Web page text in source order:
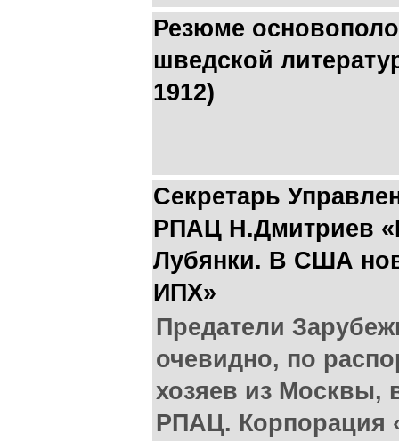
Резюме
шведской
1912)
Секретарь
РПАЦ Н.Дмитриев
Лубянки. В США
ИПХ»
Предатели
очевидно, по
хозяев из Москвы,
РПАЦ. Корпорация